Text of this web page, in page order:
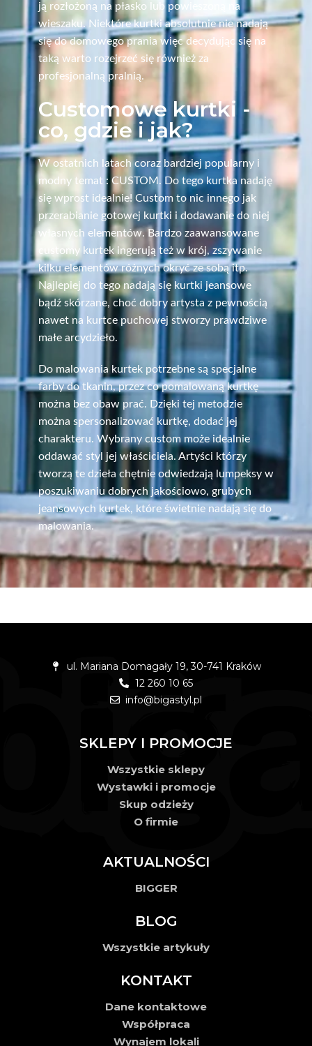
ją rozłożoną na płasko lub powieszoną na
wieszaku. Niektóre kurtki absolutnie nie nadają
się do domowego prania więc decydując się na
taką warto rozejrzeć się również za
profesjonalną pralnią.
Customowe kurtki -
co, gdzie i jak?
W ostatnich latach coraz bardziej popularny i
modny temat : CUSTOM. Do tego kurtka nadaję
się wprost idealnie! Custom to nic innego jak
przerabianie gotowej kurtki i dodawanie do niej
własnych elementów. Bardzo zaawansowane
customy kurtek ingerują też w krój, zszywanie
kilku elementów różnych okryć ze sobą itp.
Najlepiej do tego nadają się kurtki jeansowe
bądź skórzane, choć dobry artysta z pewnością
nawet na kurtce puchowej stworzy prawdziwe
małe arcydzieło.
Do malowania kurtek potrzebne są specjalne
farby do tkanin, przez co pomalowaną kurtkę
można bez obaw prać. Dzięki tej metodzie
można spersonalizować kurtkę, dodać jej
charakteru. Wybrany custom może idealnie
oddawać styl jej właściciela. Artyści którzy
tworzą te dzieła chętnie odwiedzają lumpeksy w
poszukiwaniu dobrych jakościowo, grubych
jeansowych kurtek, które świetnie nadają się do
malowania.
ul. Mariana Domagały 19, 30-741 Kraków
12 260 10 65
info@bigastyl.pl
SKLEPY I PROMOCJE
Wszystkie sklepy
Wystawki i promocje
Skup odzieży
O firmie
AKTUALNOŚCI
BIGGER
BLOG
Wszystkie artykuły
KONTAKT
Dane kontaktowe
Współpraca
Wynajem lokali